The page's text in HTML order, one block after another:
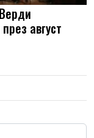
август